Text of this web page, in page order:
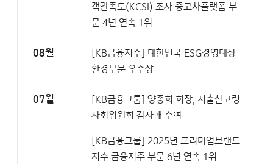
객만족도(KCSI) 조사 중고차플랫폼 부
문 4년 연속 1위
08월
[KB금융지주] 대한민국 ESG경영대상
환경부문 우수상
07월
[KB금융그룹] 양종희 회장, 저출산고령
사회위원회 감사패 수여
[KB금융그룹] 2025년 프리미엄브랜드
지수 금융지주 부문 6년 연속 1위